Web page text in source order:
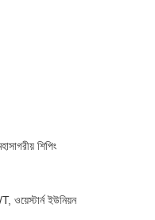
শিপিং
ইউনিয়ন